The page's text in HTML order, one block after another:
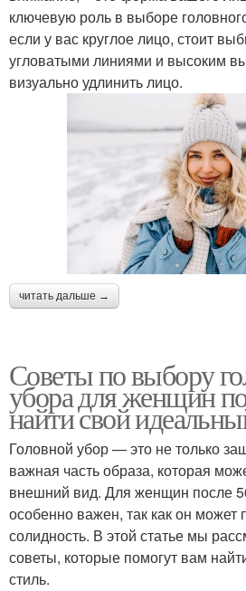
ключевую роль в выборе
если у вас круглое лицо, стоит
угловатыми линиями и высоким
визуально удлинить лицо.
читать дальше →
Советы по выбору
убора для женщин
найти свой
Головной убор — это не только
важная часть образа, которая
внешний вид. Для женщин после
особенно важен, так как он может
солидность. В этой статье мы
советы, которые помогут вам
стиль.